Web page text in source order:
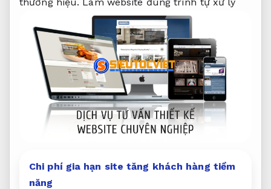
Chi phí gia hạn site tăng khách hàng tiềm
năng